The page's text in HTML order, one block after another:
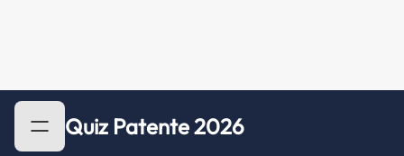
Quiz Patente 2026